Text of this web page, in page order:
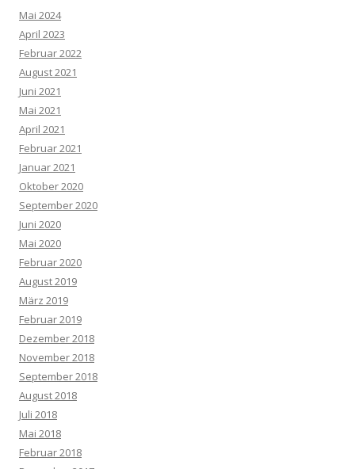
Mai 2024
April 2023
Februar 2022
August 2021
Juni 2021
Mai 2021
April 2021
Februar 2021
Januar 2021
Oktober 2020
September 2020
Juni 2020
Mai 2020
Februar 2020
August 2019
März 2019
Februar 2019
Dezember 2018
November 2018
September 2018
August 2018
Juli 2018
Mai 2018
Februar 2018